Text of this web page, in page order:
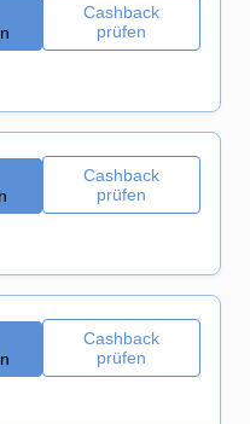
Cashback
prüfen
Cashback
prüfen
Cashback
prüfen